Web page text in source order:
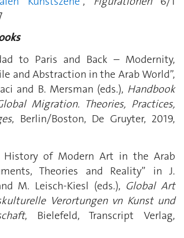
to Paris and Back – Modernity,
and Abstraction in the Arab World”,
and B. Mersman (eds.), Handbook
Migration. Theories, Practices,
, Berlin/Boston, De Gruyter, 2019,
History of Modern Art in the Arab
Theories and Reality” in J.
M. Leisch-Kiesl (eds.), Global Art
Verortungen vn Kunst und
, Bielefeld, Transcript Verlag,